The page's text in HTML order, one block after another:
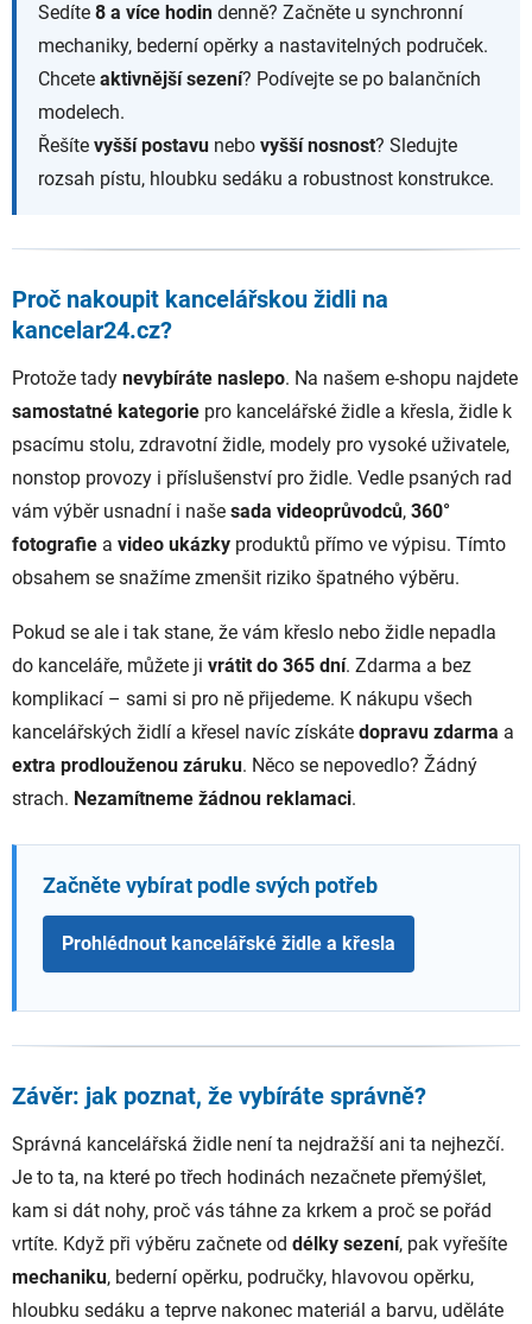
Sedíte 8 a více hodin denně? Začněte u synchronní
mechaniky, bederní opěrky a nastavitelných područek.
Chcete aktivnější sezení? Podívejte se po balančních
modelech.
Řešíte vyšší postavu nebo vyšší nosnost? Sledujte
rozsah pístu, hloubku sedáku a robustnost konstrukce.
Proč nakoupit kancelářskou židli na
kancelar24.cz?
Protože tady nevybíráte naslepo. Na našem e-shopu najdete
samostatné kategorie pro kancelářské židle a křesla, židle k
psacímu stolu, zdravotní židle, modely pro vysoké uživatele,
nonstop provozy i příslušenství pro židle. Vedle psaných rad
vám výběr usnadní i naše sada videoprůvodců, 360°
fotografie a video ukázky produktů přímo ve výpisu. Tímto
obsahem se snažíme zmenšit riziko špatného výběru.
Pokud se ale i tak stane, že vám křeslo nebo židle nepadla
do kanceláře, můžete ji vrátit do 365 dní. Zdarma a bez
komplikací – sami si pro ně přijedeme. K nákupu všech
kancelářských židlí a křesel navíc získáte dopravu zdarma a
extra prodlouženou záruku. Něco se nepovedlo? Žádný
strach. Nezamítneme žádnou reklamaci.
Začněte vybírat podle svých potřeb
Prohlédnout kancelářské židle a křesla
Závěr: jak poznat, že vybíráte správně?
Správná kancelářská židle není ta nejdražší ani ta nejhezčí.
Je to ta, na které po třech hodinách nezačnete přemýšlet,
kam si dát nohy, proč vás táhne za krkem a proč se pořád
vrtíte. Když při výběru začnete od délky sezení, pak vyřešíte
mechaniku, bederní opěrku, područky, hlavovou opěrku,
hloubku sedáku a teprve nakonec materiál a barvu, uděláte